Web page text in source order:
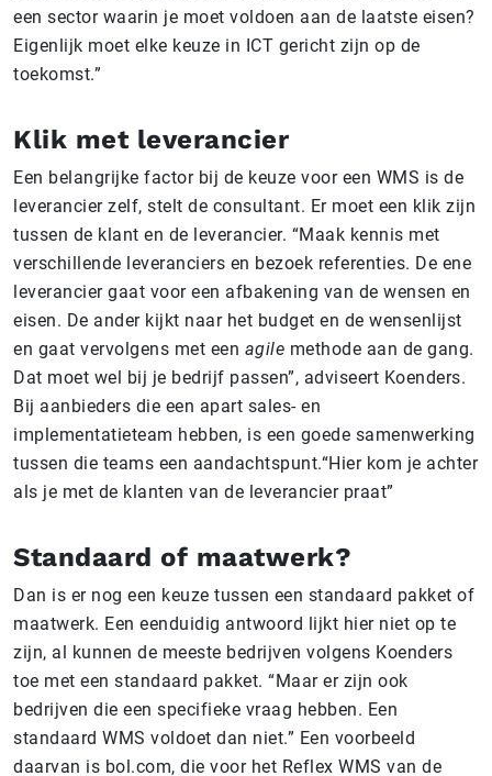
een sector waarin je moet voldoen aan de laatste eisen?
Eigenlijk moet elke keuze in ICT gericht zijn op de
toekomst.”
Klik met leverancier
Een belangrijke factor bij de keuze voor een WMS is de
leverancier zelf, stelt de consultant. Er moet een klik zijn
tussen de klant en de leverancier. “Maak kennis met
verschillende leveranciers en bezoek referenties. De ene
leverancier gaat voor een afbakening van de wensen en
eisen. De ander kijkt naar het budget en de wensenlijst
en gaat vervolgens met een agile methode aan de gang.
Dat moet wel bij je bedrijf passen”, adviseert Koenders.
Bij aanbieders die een apart sales- en
implementatieteam hebben, is een goede samenwerking
tussen die teams een aandachtspunt.“Hier kom je achter
als je met de klanten van de leverancier praat”
Standaard of maatwerk?
Dan is er nog een keuze tussen een standaard pakket of
maatwerk. Een eenduidig antwoord lijkt hier niet op te
zijn, al kunnen de meeste bedrijven volgens Koenders
toe met een standaard pakket. “Maar er zijn ook
bedrijven die een specifieke vraag hebben. Een
standaard WMS voldoet dan niet.” Een voorbeeld
daarvan is bol.com, die voor het Reflex WMS van de